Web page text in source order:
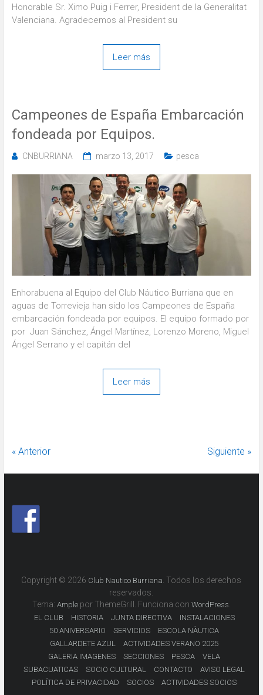
Honorable Sr. Ximo Puig i Ferrer, President de la Generalitat
Valenciana. Agradecemos al President su
Leer más
Campeones de España Embarcación
fondeada por Equipos.
CNBURRIANA marzo 13, 2017 pesca
Enhorabuena al Equipo del Club Náutico Burriana que en
aguas de Torrevieja han sido los Campeones de España
embarcación fondeada por equipos. El equipo formado por
por Juan Sánchez, Ángel Martínez, Lorenzo Moreno, Miguel
Ángel Serrano y el capitán del
Leer más
« Anterior Siguiente »
Copyright © 2026 Club Nautico Burriana . Todos los derechos
reservados.
Tema: Amplepor ThemeGrill. Funciona con WordPress
EL CLUB HISTORIA JUNTA DIRECTIVA
INSTALACIONES
50 ANIVERSARIO
SERVICIOS
ESCOLA NÀUTICA
GALLARDETE AZUL
ACTIVIDADES VERANO 2025
GALERIA IMAGENES
SECCIONES PESCA
VELA
SUBACUATICAS
SOCIO CULTURAL CONTACTO
AVISO LEGAL
POLÍTICA DE PRIVACIDAD
SOCIOS ACTIVIDADES SOCIOS